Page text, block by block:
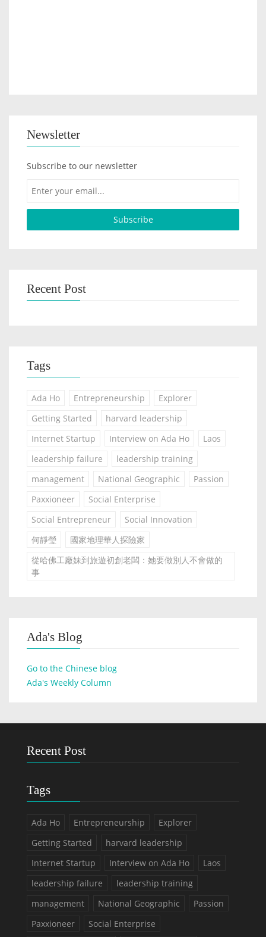
Newsletter
Subscribe to our newsletter
Recent Post
Tags
Ada Ho Entrepreneurship
Explorer
Getting Started
harvard leadership
Internet Startup
Interview on Ada Ho
Laos
leadership failure
leadership training
management
National Geographic
Passion
Paxxioneer
Social Enterprise
Social Entrepreneur
Social Innovation
何靜瑩
國家地理華人探險家
從哈佛工廠妹到旅遊初創老闆：她要做別人不會做的
事
Ada's Blog
Go to the Chinese blog
Ada's Weekly Column
Recent Post
Tags
Ada Ho Entrepreneurship
Explorer
Getting Started
harvard leadership
Internet Startup
Interview on Ada Ho
Laos
leadership failure
leadership training
management
National Geographic
Passion
Paxxioneer
Social Enterprise